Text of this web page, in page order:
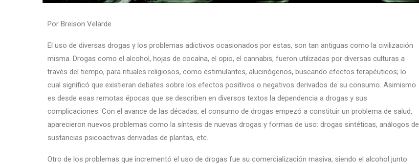
Por Breison Velarde
El uso de diversas drogas y los problemas adictivos ocasionados por estas, son tan antiguas como la civilización
misma. Drogas como el alcohol, hojas de cocaína, el opio, el cannabis, fueron utilizadas por diversas culturas a
través del tiempo, para rituales religiosos, como estimulantes, alucinógenos, buscando efectos terapéuticos; lo
cual significó que existieran debates sobre los efectos positivos o negativos derivados de su consumo. Asimismo
es desde esas remotas épocas que se describen en diversos textos la dependencia a drogas y sus
complicaciones. Con el avance de las décadas, el consumo de drogas empezó a constituir un problema de salud,
aparecieron nuevos problemas como la síntesis de nuevas drogas y formas de uso: drogas sintéticas, análogos de
sustancias psicoactivas derivadas de plantas, etc.
Otro de los problemas que incrementó el uso de drogas fue su comercialización masiva, siendo el alcohol junto